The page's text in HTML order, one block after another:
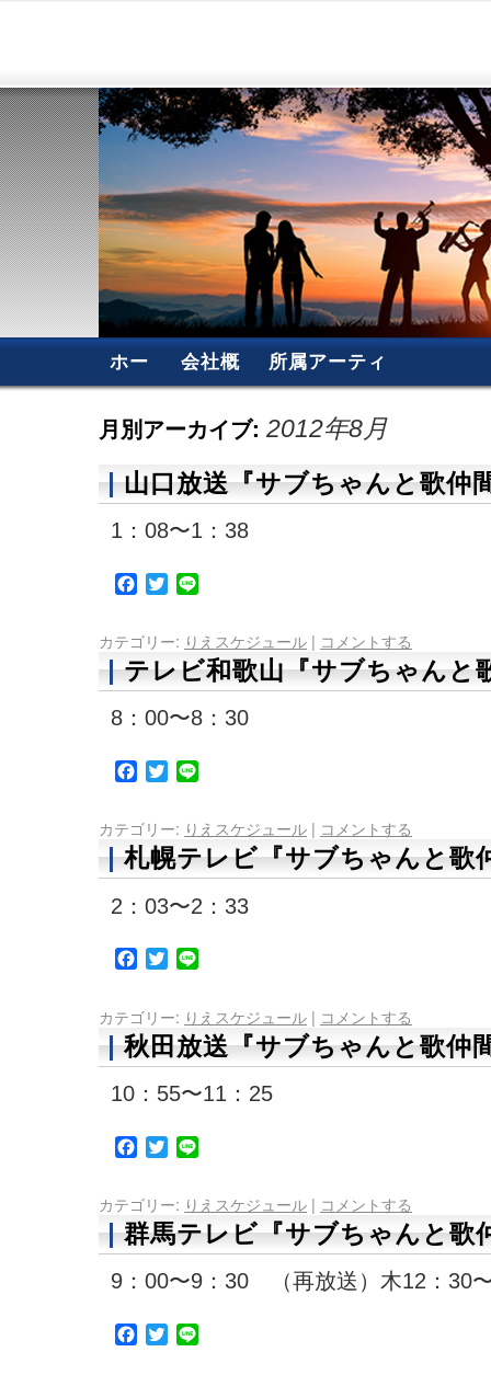
ホー
会社概
所属アーティ
月別アーカイブ: 2012年8月
山口放送『サブちゃんと歌仲
1：08〜1：38
Facebook
Twitter
カテゴリー: りえスケジュール | コメントする
テレビ和歌山『サブちゃんと
8：00〜8：30
Facebook
Twitter
カテゴリー: りえスケジュール | コメントする
札幌テレビ『サブちゃんと歌
2：03〜2：33
Facebook
Twitter
カテゴリー: りえスケジュール | コメントする
秋田放送『サブちゃんと歌仲
10：55〜11：25
Facebook
Twitter
カテゴリー: りえスケジュール | コメントする
群馬テレビ『サブちゃんと歌
9：00〜9：30 （再放送）木12：30
Facebook
Twitter